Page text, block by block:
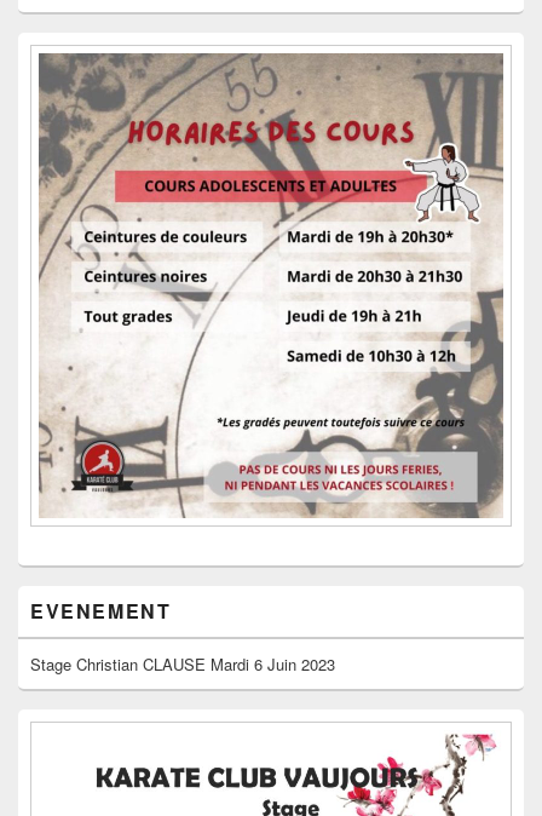
EVENEMENT
Stage Christian CLAUSE Mardi 6 Juin 2023